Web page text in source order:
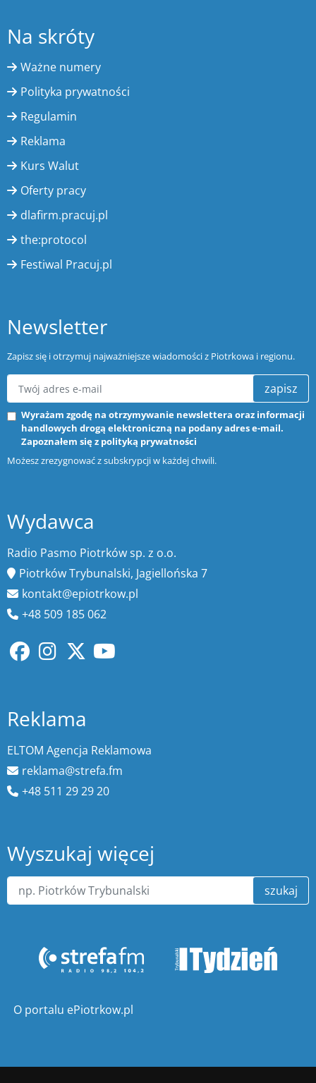
Na skróty
Ważne numery
Polityka prywatności
Regulamin
Reklama
Kurs Walut
Oferty pracy
dlafirm.pracuj.pl
the:protocol
Festiwal Pracuj.pl
Newsletter
Zapisz się i otrzymuj najważniejsze wiadomości z Piotrkowa i regionu.
zapisz
Wyrażam zgodę na otrzymywanie newslettera oraz informacji
handlowych drogą elektroniczną na podany adres e-mail.
Zapoznałem się z polityką prywatności
Możesz zrezygnować z subskrypcji w każdej chwili.
Wydawca
Radio Pasmo Piotrków sp. z o.o.
Piotrków Trybunalski, Jagiellońska 7
kontakt@epiotrkow.pl
+48 509 185 062
Reklama
ELTOM Agencja Reklamowa
reklama@strefa.fm
+48 511 29 29 20
Wyszukaj więcej
szukaj
O portalu ePiotrkow.pl